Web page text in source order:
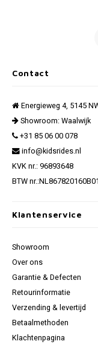
Contact
Energieweg 4, 5145
Showroom: Waalwijk
+31 85 06 00 078
info@kidsrides.nl
KVK nr.: 96893648
BTW nr.:NL867820160B01
Klantenservice
Showroom
Over ons
Garantie & Defecten
Retourinformatie
Verzending & levertijd
Betaalmethoden
Klachtenpagina